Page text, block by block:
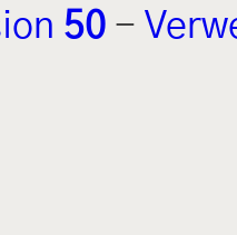
50 -